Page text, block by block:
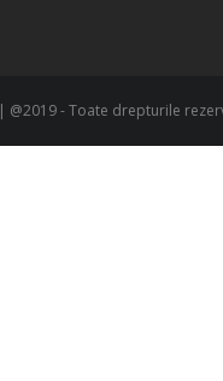
| @2019 - Toate drepturile